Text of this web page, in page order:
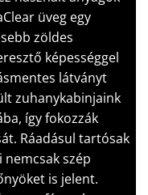
üveg egy
zöldes
képességgel
látványt
zuhanykabinjaink
így fokozzák
Ráadásul tartósak
szép
is jelent.